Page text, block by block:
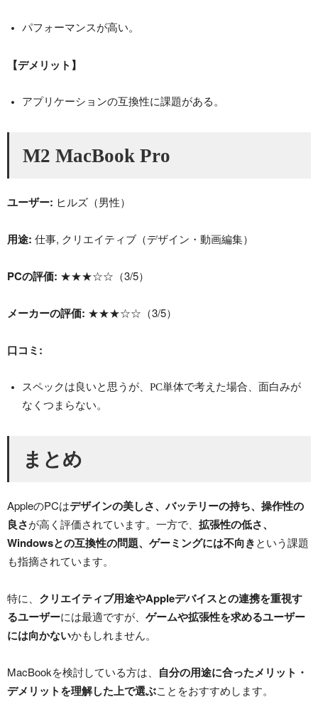
パフォーマンスが高い。
【デメリット】
アプリケーションの互換性に課題がある。
M2 MacBook Pro
ユーザー: ヒルズ（男性）
用途: 仕事, クリエイティブ（デザイン・動画編集）
PCの評価: ★★★☆☆（3/5）
メーカーの評価: ★★★☆☆（3/5）
口コミ:
スペックは良いと思うが、PC単体で考えた場合、面白みが
なくつまらない。
まとめ
AppleのPCはデザインの美しさ、バッテリーの持ち、操作性の
良さが高く評価されています。一方で、 拡張性の低さ、
Windowsとの互換性の問題、ゲーミングには不向きという課題
も指摘されています。
特に、 クリエイティブ用途やAppleデバイスとの連携を重視す
るユーザーには最適ですが、 ゲームや拡張性を求めるユーザー
には向かないかもしれません。
MacBookを検討している方は、 自分の用途に合ったメリット・
デメリットを理解した上で選ぶことをおすすめします。